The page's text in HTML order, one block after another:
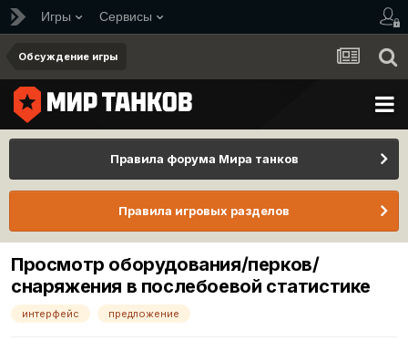
Игры Сервисы
Обсуждение игры
Правила форума Мира танков
Правила игровых разделов
Просмотр оборудования/перков/
снаряжения в послебоевой статистике
интерфейс предложение